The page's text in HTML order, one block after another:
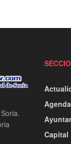
Agenda
Capital